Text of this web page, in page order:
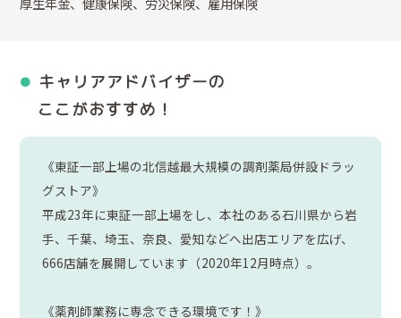
キャリアアドバイザーの
ここがおすすめ！
《東証一部上場の北信越最大規模の調剤薬局併設ドラッ
グストア》
平成23年に東証一部上場をし、本社のある石川県から岩
手、千葉、埼玉、奈良、愛知などへ出店エリアを広げ、
666店舗を展開しています（2020年12月時点）。
《薬剤師業務に専念できる環境です！》